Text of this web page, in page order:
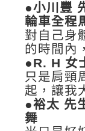
●小川豐
輪車全程
對自己身
的時間內
●R. H 女
只是肩頸
起，讓我
●裕太 先
舞